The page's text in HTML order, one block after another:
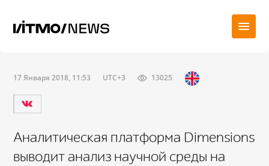
17 Января 2018, 11:53 UTC+3 13025
Аналитическая платформа Dimensions
выводит анализ научной среды на